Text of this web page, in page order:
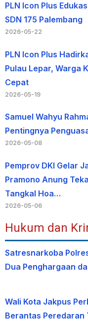
PLN Icon Plus
SDN 175 Palembang
2026-05-22
PLN Icon Plus
Pulau Lepar, Warga
Cepat
2026-05-19
Samuel Wahyu
Pentingnya
2026-05-08
Pemprov DKI Gelar
Pramono Anung
Tangkal Hoa…
2026-05-06
Hukum dan
Satresnarkoba
Dua Penghargaan
Wali Kota Jakpus
Berantas Peredaran